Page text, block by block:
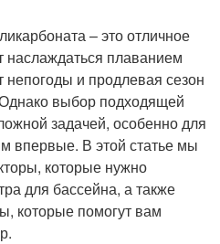
– это отличное
наслаждаться плаванием
непогоды и продлевая сезон
выбор подходящей
задачей, особенно для
впервые. В этой статье мы
которые нужно
для бассейна, а также
которые помогут вам